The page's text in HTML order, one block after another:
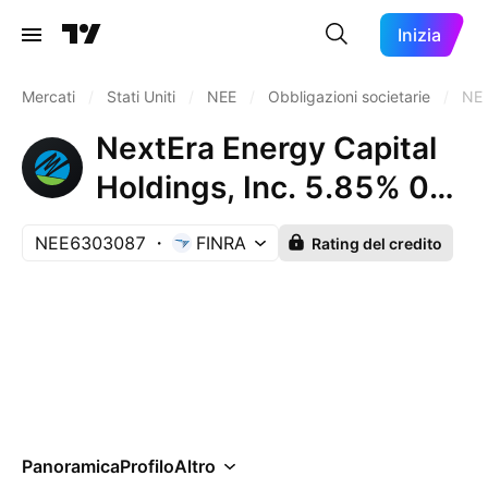
Inizia
Mercati Stati Uniti NEE Obbligazioni societarie
NextEra Energy Capital
Holdings, Inc. 5.85% 01-
MAR-2056
NEE6303087 FINRA Rating del credito
PanoramicaProfiloAltro